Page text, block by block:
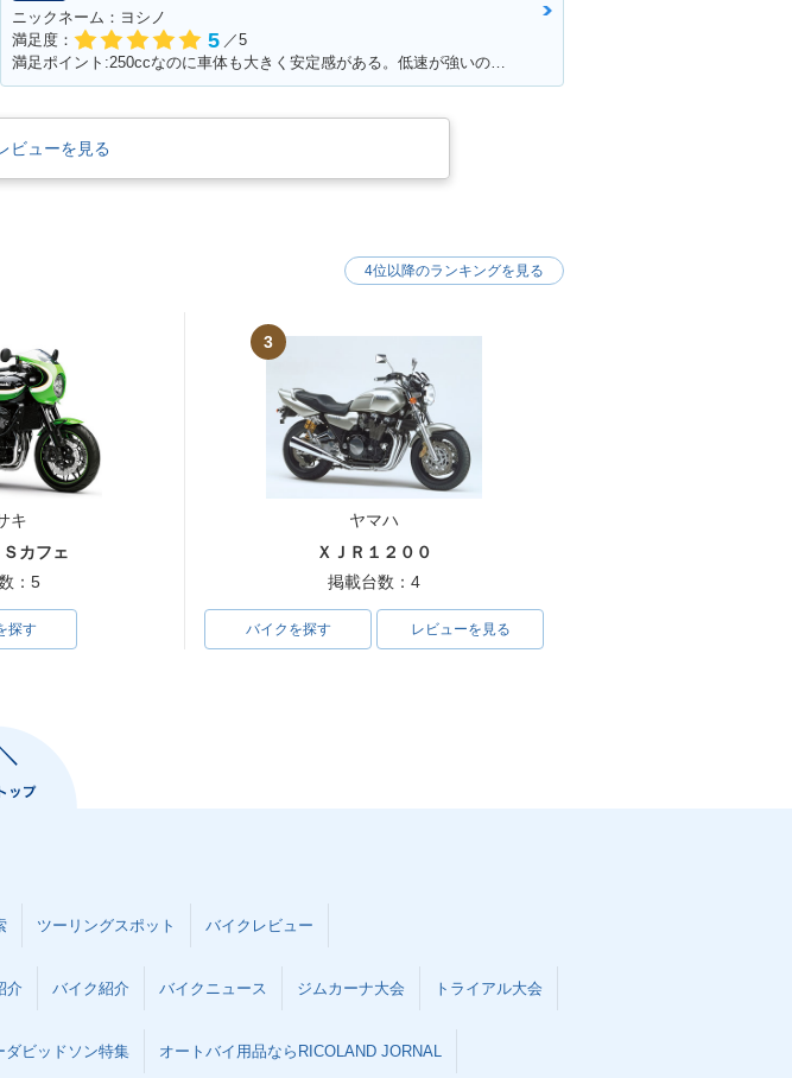
ニックネーム：ヨシノ
満足度：
5 ／5
満足ポイント:250ccなのに車体も大きく安定感がある。低速が強いのエンスト知らず。
ビューを見る
キ
カフェ
：5
探す
3
ヤマハ
ＸＪＲ１２００
掲載台数：4
バイクを探す レビューを見る
4位以降のランキングを見る
ツーリングスポット バイクレビュー
介 バイク紹介 バイクニュース ジムカーナ大会 トライアル大会
ダビッドソン特集 オートバイ用品ならRICOLAND JORNAL